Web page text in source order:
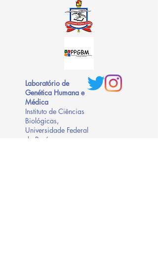
Laboratório de
Genética Humana e
Médica
Instituto de Ciências
Biológicas,
Universidade Federal
do Pará